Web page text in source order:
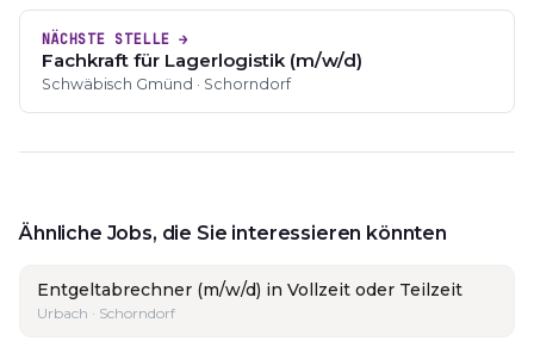
NÄCHSTE STELLE →
Fachkraft für Lagerlogistik (m/w/d)
Schwäbisch Gmünd · Schorndorf
Ähnliche Jobs, die Sie interessieren könnten
Entgeltabrechner (m/w/d) in Vollzeit oder Teilzeit
Urbach · Schorndorf